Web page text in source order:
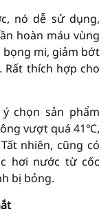
nó dễ sử dụng,
hoàn máu vùng
bọng mi, giảm bớt
Rất thích hợp cho
chọn sản phẩm
vượt quá 41℃,
nhiên, cũng có
hơi nước từ cốc
bị bỏng.